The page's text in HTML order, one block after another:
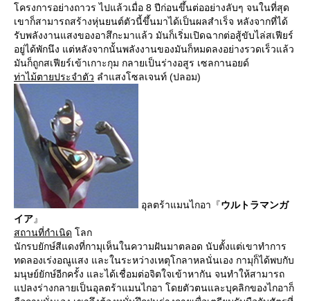
โครงการอย่างถาวร ไปแล้วเมื่อ 8 ปีก่อนขึ้นต่ออย่างลับๆ จนในที่สุด
เขาก็สามารถสร้างหุ่นยนต์ตัวนี้ขึ้นมาได้เป็นผลสำเร็จ หลังจากที่ได้
รับพลังงานแสงของอาสึกะมาแล้ว มันก็เริ่มเปิดฉากต่อสู้ขับไล่สเฟียร์
อยู่ได้พักนึง แต่หลังจากนั้นพลังงานของมันก็หมดลงอย่างรวดเร็วแล้ว
มันก็ถูกสเฟียร์เข้าเกาะกุม กลายเป็นร่างอสูร เซลกานอยด์
ท่าไม้ตายประจำตัว ลำแสงโซลเจนท์ (ปลอม)
อุลตร้าแมนไกอา『ウルトラマンガ
イア』
สถานที่กำเนิด โลก
นักรบยักษ์สีแดงที่กามุเห็นในความฝันมาตลอด นับตั้งแต่เขาทำการ
ทดลองเร่งอณูแสง และในระหว่างเหตุโกลาหลนั่นเอง กามุก็ได้พบกับ
มนุษย์ยักษ์อีกครั้ง และได้เชื่อมต่อจิตใจเข้าหากัน จนทำให้สามารถ
แปลงร่างกลายเป็นอุลตร้าแมนไกอา โดยตัวตนและบุคลิกของไกอาก็